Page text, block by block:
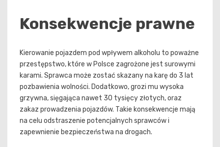
Konsekwencje prawne
Kierowanie pojazdem pod wpływem alkoholu to poważne
przestępstwo, które w Polsce zagrożone jest surowymi
karami. Sprawca może zostać skazany na karę do 3 lat
pozbawienia wolności. Dodatkowo, grozi mu wysoka
grzywna, sięgająca nawet 30 tysięcy złotych, oraz
zakaz prowadzenia pojazdów. Takie konsekwencje mają
na celu odstraszenie potencjalnych sprawców i
zapewnienie bezpieczeństwa na drogach.